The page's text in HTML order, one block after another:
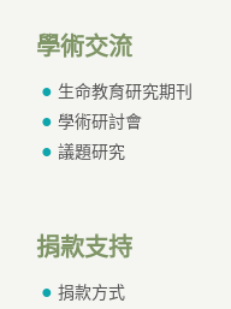
學術交流
生命教育研究期刊
學術研討會
議題研究
捐款支持
捐款方式